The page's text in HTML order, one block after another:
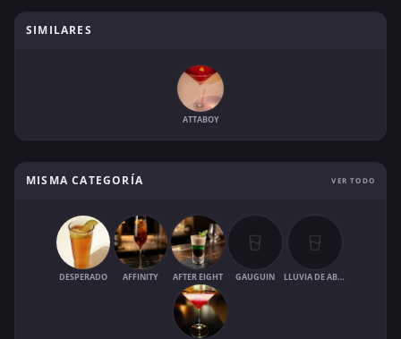
SIMILARES
ATTABOY
MISMA CATEGORÍA VER TODO
DESPERADO AFFINITY AFTER EIGHT GAUGUIN LLUVIA DE ABRIL